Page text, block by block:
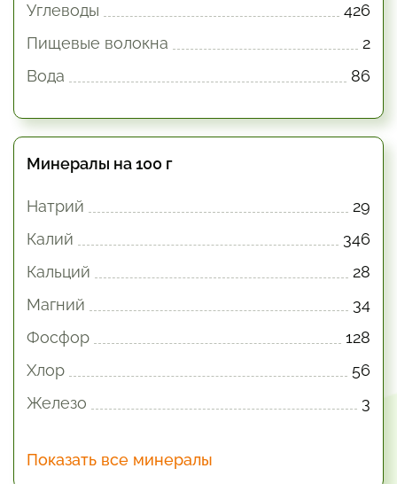
Углеводы
426
Пищевые волокна
2
Вода
86
Минералы на 100 г
Натрий
29
Калий
346
Кальций
28
Магний
34
Фосфор
128
Хлор
56
Железо
3
Показать все минералы